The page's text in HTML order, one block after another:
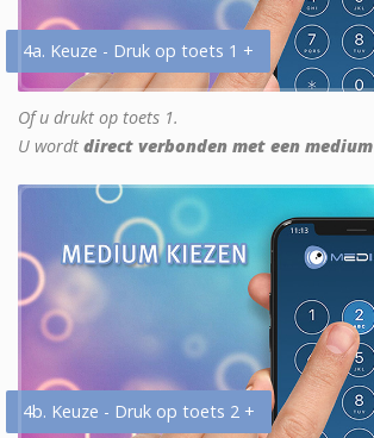
4a. Keuze - Druk op toets 1 +
Of u drukt op toets 1.
U wordt direct verbonden met een medium
4b. Keuze - Druk op toets 2 +